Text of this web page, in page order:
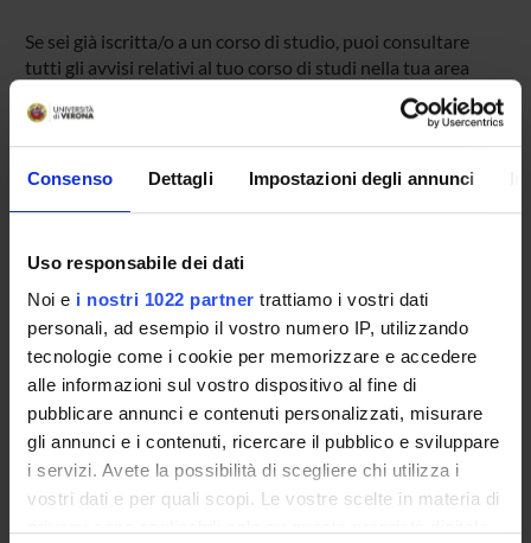
Consenso Dettagli Impostazioni degli annunci
Uso responsabile dei dati
Noi e i nostri 1022 partner trattiamo i vostri dati
personali, ad esempio il vostro numero IP, utilizzando
tecnologie come i cookie per memorizzare e accedere
alle informazioni sul vostro dispositivo al fine di
pubblicare annunci e contenuti personalizzati, misurare
gli annunci e i contenuti, ricercare il pubblico e sviluppare
i servizi. Avete la possibilità di scegliere chi utilizza i
vostri dati e per quali scopi. Le vostre scelte in materia di
Se sei già iscritta/o a un corso di studio, puoi consultare
tutti gli avvisi relativi al tuo corso di studi nella tua area
In questo portale potrai visualizzare informazioni, risorse e
servizi utili che riguardano la tua carriera universitaria
(libretto online, gestione della carriera Esse3, corsi e-
potrai ricevere notifica di tutti gli avvisi dei tuoi docenti e
della tua segreteria via mail e anche tramite l'app Univr.
MYUNIVR
Presentazione
Come iscriversi
Piani didattici